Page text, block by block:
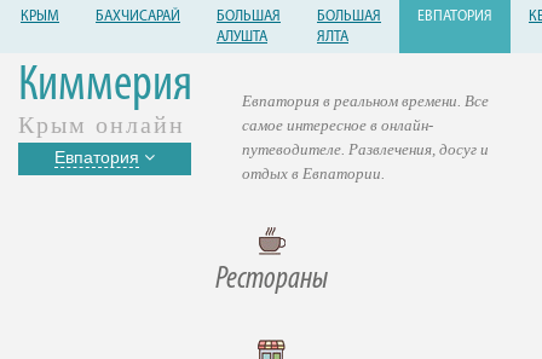
КРЫМ БАХЧИСАРАЙ
БОЛЬШАЯ
АЛУШТА
БОЛЬШАЯ
ЯЛТА
ЕВПАТОРИЯ
Киммерия
Крым онлайн
Евпатория
Рестораны
Евпатория в реальном времени. Все
самое интересное в онлайн-
путеводителе. Развлечения, досуг и
отдых в Евпатории.